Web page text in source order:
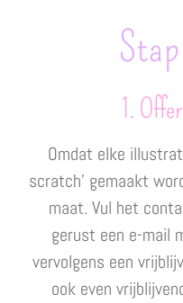
1.
Omdat elke
scratch’ gemaakt
maat. Vul het
gerust een e-mail
vervolgens een
ook even